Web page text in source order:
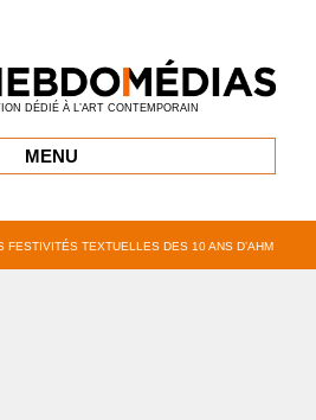
DÉDIÉ À L’ART CONTEMPORAIN
MENU
FESTIVITÉS TEXTUELLES DES 10 ANS D’AHM